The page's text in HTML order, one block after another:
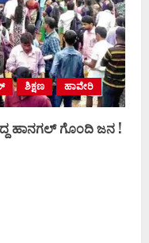
ಶಿಕ್ಷಣ ಹಾವೇರಿ
ಹಾನಗಲ್‌ ಗೊಂದಿ ಜನ !